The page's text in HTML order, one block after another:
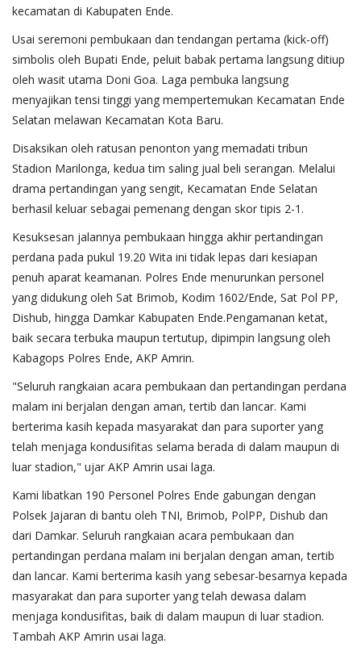
kecamatan di Kabupaten Ende.
​Usai seremoni pembukaan dan tendangan pertama (kick-off)
simbolis oleh Bupati Ende, peluit babak pertama langsung ditiup
oleh wasit utama Doni Goa. Laga pembuka langsung
menyajikan tensi tinggi yang mempertemukan Kecamatan Ende
Selatan melawan Kecamatan Kota Baru.
​Disaksikan oleh ratusan penonton yang memadati tribun
Stadion Marilonga, kedua tim saling jual beli serangan. Melalui
drama pertandingan yang sengit, Kecamatan Ende Selatan
berhasil keluar sebagai pemenang dengan skor tipis 2-1.
​Kesuksesan jalannya pembukaan hingga akhir pertandingan
perdana pada pukul 19.20 Wita ini tidak lepas dari kesiapan
penuh aparat keamanan. Polres Ende menurunkan personel
yang didukung oleh Sat Brimob, Kodim 1602/Ende, Sat Pol PP,
Dishub, hingga Damkar Kabupaten Ende.​Pengamanan ketat,
baik secara terbuka maupun tertutup, dipimpin langsung oleh
Kabagops Polres Ende, AKP Amrin.
​"Seluruh rangkaian acara pembukaan dan pertandingan perdana
malam ini berjalan dengan aman, tertib dan lancar. Kami
berterima kasih kepada masyarakat dan para suporter yang
telah menjaga kondusifitas selama berada di dalam maupun di
luar stadion," ujar AKP Amrin usai laga.
Kami libatkan 190 Personel Polres Ende gabungan dengan
Polsek Jajaran di bantu oleh TNI, Brimob, PolPP, Dishub dan
dari Damkar. Seluruh rangkaian acara pembukaan dan
pertandingan perdana malam ini berjalan dengan aman, tertib
dan lancar. Kami berterima kasih yang sebesar-besarnya kepada
masyarakat dan para suporter yang telah dewasa dalam
menjaga kondusifitas, baik di dalam maupun di luar stadion.
Tambah AKP Amrin usai laga.